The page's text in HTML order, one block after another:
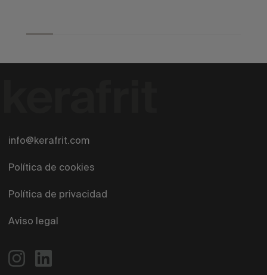
info@kerafrit.com
Política de cookies
Política de privacidad
Aviso legal